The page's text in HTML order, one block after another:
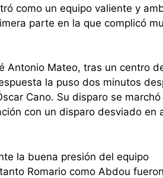
como un equipo valiente y
parte en la que complicó
Antonio Mateo, tras un centro
la puso dos minutos
Cano. Su disparo se marchó
con un disparo desviado en
la buena presión del equipo
Romario como Abdou